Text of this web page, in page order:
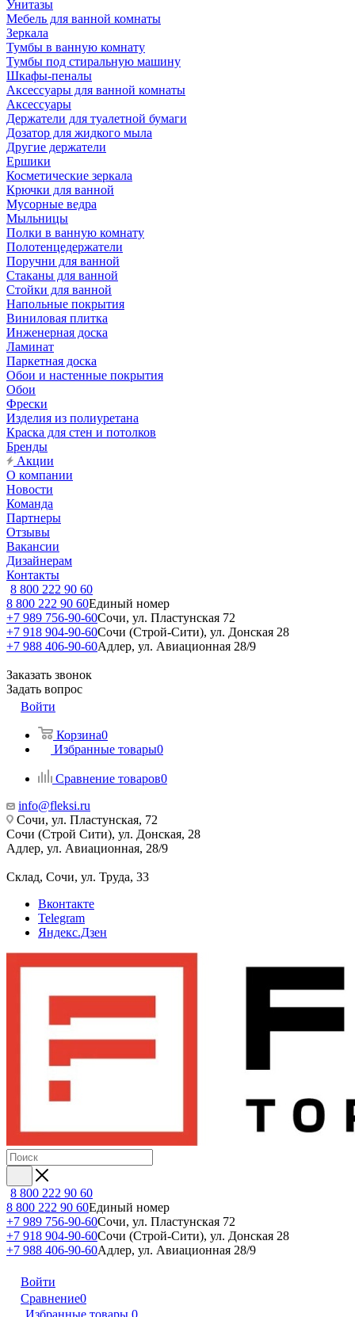
Унитазы
Мебель для ванной комнаты
Зеркала
Тумбы в ванную комнату
Тумбы под стиральную машину
Шкафы-пеналы
Аксессуары для ванной комнаты
Аксессуары
Держатели для туалетной бумаги
Дозатор для жидкого мыла
Другие держатели
Ершики
Косметические зеркала
Крючки для ванной
Мусорные ведра
Мыльницы
Полки в ванную комнату
Полотенцедержатели
Поручни для ванной
Стаканы для ванной
Стойки для ванной
Напольные покрытия
Виниловая плитка
Инженерная доска
Ламинат
Паркетная доска
Обои и настенные покрытия
Обои
Фрески
Изделия из полиуретана
Краска для стен и потолков
Бренды
Акции
О компании
Новости
Команда
Партнеры
Отзывы
Вакансии
Дизайнерам
Контакты
8 800 222 90 60
8 800 222 90 60Единый номер
+7 989 756-90-60Сочи, ул. Пластунская 72
+7 918 904-90-60Сочи (Строй-Сити), ул. Донская 28
+7 988 406-90-60Адлер, ул. Авиационная 28/9
Заказать звонок
Задать вопрос
Войти
Корзина0
Избранные товары0
Сравнение товаров0
info@fleksi.ru
Сочи, ул. Пластунская, 72
Сочи (Строй Сити), ул. Донская, 28
Адлер, ул. Авиационная, 28/9
Склад, Сочи, ул. Труда, 33
Вконтакте
Telegram
Яндекс.Дзен
8 800 222 90 60
8 800 222 90 60Единый номер
+7 989 756-90-60Сочи, ул. Пластунская 72
+7 918 904-90-60Сочи (Строй-Сити), ул. Донская 28
+7 988 406-90-60Адлер, ул. Авиационная 28/9
Войти
Сравнение0
Избранные товары 0